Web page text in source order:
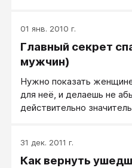
01 янв. 2010 г.
Главный секрет
мужчин)
Нужно показать
для неё, и делаешь не
действительно
31 дек. 2011 г.
Как вернуть